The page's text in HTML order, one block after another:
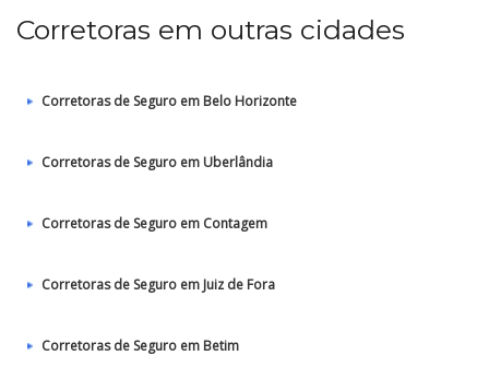
Corretoras em outras cidades
Corretoras de Seguro em Belo Horizonte
Corretoras de Seguro em Uberlândia
Corretoras de Seguro em Contagem
Corretoras de Seguro em Juiz de Fora
Corretoras de Seguro em Betim